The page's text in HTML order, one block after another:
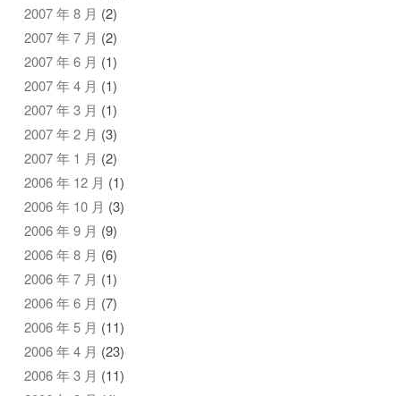
2007 年 8 月 (2)
2007 年 7 月 (2)
2007 年 6 月 (1)
2007 年 4 月 (1)
2007 年 3 月 (1)
2007 年 2 月 (3)
2007 年 1 月 (2)
2006 年 12 月 (1)
2006 年 10 月 (3)
2006 年 9 月 (9)
2006 年 8 月 (6)
2006 年 7 月 (1)
2006 年 6 月 (7)
2006 年 5 月 (11)
2006 年 4 月 (23)
2006 年 3 月 (11)